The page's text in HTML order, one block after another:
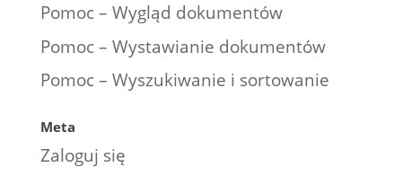
Pomoc – Wygląd dokumentów
Pomoc – Wystawianie dokumentów
Pomoc – Wyszukiwanie i sortowanie
Meta
Zaloguj się